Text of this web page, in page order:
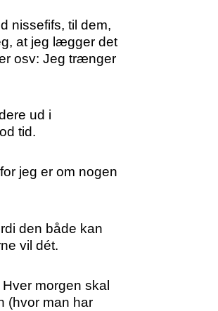
nissefifs, til dem,
at jeg lægger det
osv: Jeg trænger
ud i
tid.
jeg er om nogen
den både kan
vil dét.
morgen skal
(hvor man har